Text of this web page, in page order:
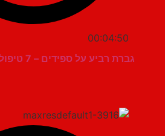
00:04:50
גברת רביע על ספידים – 7 טיפולים ב5:55 דקות!